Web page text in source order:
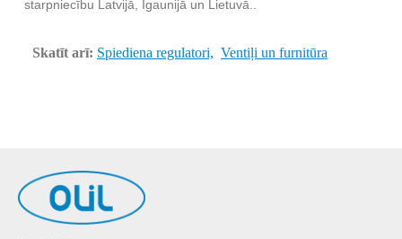
starpniecību Latvijā, Igaunijā un Lietuvā..
Skatīt arī: Spiediena regulatori, Ventiļi un furnitūra